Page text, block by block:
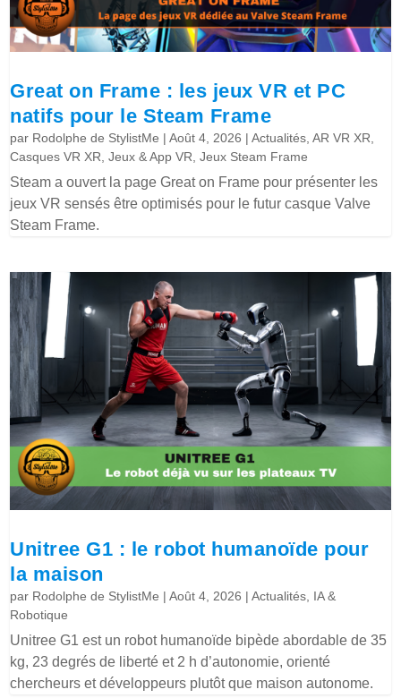
Great on Frame : les jeux VR et PC
natifs pour le Steam Frame
par Rodolphe de StylistMe |Août 4, 2026 |Actualités ,AR VR XR
Casques VR XR ,Jeux & App VR ,Jeux Steam Frame
Steam a ouvert la page Great on Frame pour présenter les
jeux VR sensés être optimisés pour le futur casque Valve
Steam Frame.
Unitree G1 : le robot humanoïde pour
la maison
par Rodolphe de StylistMe |Août 4, 2026 |Actualités IA &
Robotique
Unitree G1 est un robot humanoïde bipède abordable de 35
kg, 23 degrés de liberté et 2 h d’autonomie, orienté
chercheurs et développeurs plutôt que maison autonome.